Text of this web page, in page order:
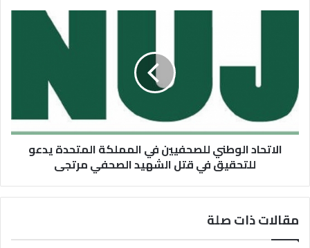
الاتحاد الوطني للصحفيين في المملكة المتحدة يدعو
للتحقيق في قتل الشهيد الصحفي مرتجى
مقالات ذات صلة